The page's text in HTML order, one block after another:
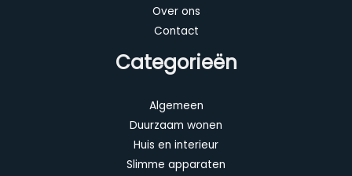
Over ons
Contact
Categorieën
Algemeen
Duurzaam wonen
Huis en interieur
Slimme apparaten